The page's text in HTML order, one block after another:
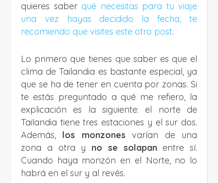
quieres saber qué necesitas para tu viaje
una vez hayas decidido la fecha, te
recomiendo que visites este otro post.
Lo primero que tienes que saber es que el
clima de Tailandia es bastante especial, ya
que se ha de tener en cuenta por zonas. Si
te estás preguntado a qué me refiero, la
explicación es la siguiente: el norte de
Tailandia tiene tres estaciones y el sur dos.
Además, los monzones varían de una
zona a otra y no se solapanentre sí.
Cuando haya monzón en el Norte, no lo
habrá en el sur y al revés.